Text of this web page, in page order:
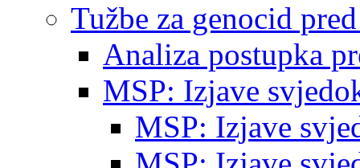
Tužbe za genocid
Analiza postupka
MSP: Izjave
MSP: Izjave